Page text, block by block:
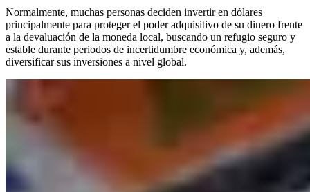
Normalmente, muchas personas deciden invertir en dólares
principalmente para proteger el poder adquisitivo de su dinero frente
a la devaluación de la moneda local, buscando un refugio seguro y
estable durante periodos de incertidumbre económica y, además,
diversificar sus inversiones a nivel global.